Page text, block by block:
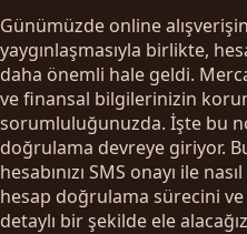
Günümüzde online
yaygınlaşmasıyla birlikte,
daha önemli hale geldi.
ve finansal bilgilerinizin
sorumluluğunuzda. İşte bu
doğrulama devreye giriyor.
hesabınızı SMS onayı ile
hesap doğrulama sürecini
detaylı bir şekilde ele